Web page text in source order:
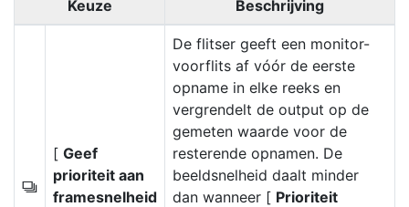
Keuze Beschrijving
c
[ Geef
prioriteit aan
framesnelheid
De flitser geeft een monitor-
voorflits af vóór de eerste
opname in elke reeks en
vergrendelt de output op de
gemeten waarde voor de
resterende opnamen. De
beeldsnelheid daalt minder
dan wanneer [ Prioriteit